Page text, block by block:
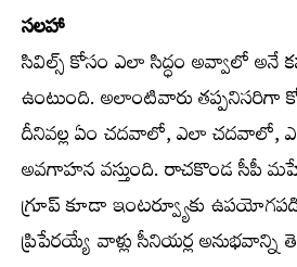
సలహా
సివిల్స్‌ కోసం ఎలా సిద్ధం అవ్వాలో అనే
ఉంటుంది. అలాంటివారు తప్పనిసరిగా
దీనివల్ల ఏం చదవాలో, ఎలా చదవాలో,
అవగాహన వస్తుంది. రాచకొండ సీపీ
గ్రూప్‌ కూడా ఇంటర్వ్యూకు
ప్రిపేరయ్యే వాళ్లు సీనియర్ల అనుభవాన్ని